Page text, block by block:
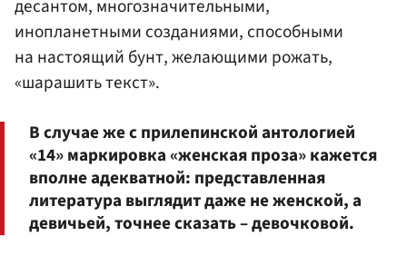
десантом, многозначительными,
инопланетными созданиями, способными
на настоящий бунт, желающими рожать,
«шарашить текст».
В случае же с прилепинской антологией
«14» маркировка «женская проза» кажется
вполне адекватной: представленная
литература выглядит даже не женской, а
девичьей, точнее сказать – девочковой.